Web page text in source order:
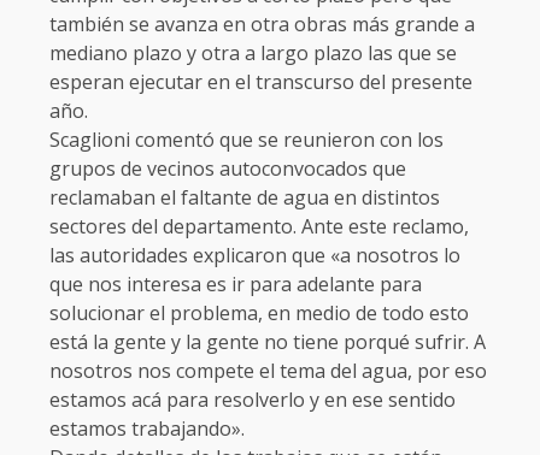
también se avanza en otra obras más grande a
mediano plazo y otra a largo plazo las que se
esperan ejecutar en el transcurso del presente
año.
Scaglioni comentó que se reunieron con los
grupos de vecinos autoconvocados que
reclamaban el faltante de agua en distintos
sectores del departamento. Ante este reclamo,
las autoridades explicaron que «a nosotros lo
que nos interesa es ir para adelante para
solucionar el problema, en medio de todo esto
está la gente y la gente no tiene porqué sufrir. A
nosotros nos compete el tema del agua, por eso
estamos acá para resolverlo y en ese sentido
estamos trabajando».